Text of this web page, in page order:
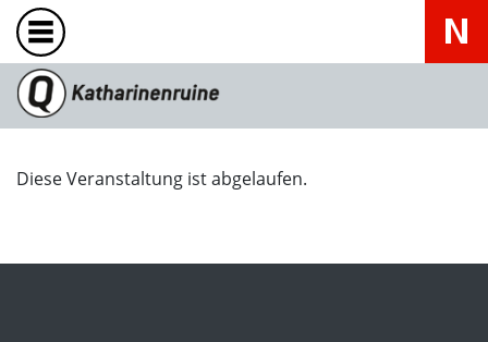
Diese Veranstaltung ist abgelaufen.